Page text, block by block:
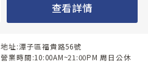
查看詳情
地址:潭子區福貴路56號
營業時間:10:00AM~21:00PM 周日公休